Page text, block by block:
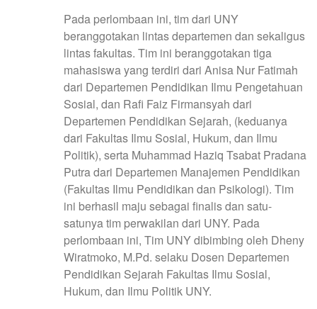
Pada perlombaan ini, tim dari UNY
beranggotakan lintas departemen dan sekaligus
lintas fakultas. Tim ini beranggotakan tiga
mahasiswa yang terdiri dari Anisa Nur Fatimah
dari Departemen Pendidikan Ilmu Pengetahuan
Sosial, dan Rafi Faiz Firmansyah dari
Departemen Pendidikan Sejarah, (keduanya
dari Fakultas Ilmu Sosial, Hukum, dan Ilmu
Politik), serta Muhammad Haziq Tsabat Pradana
Putra dari Departemen Manajemen Pendidikan
(Fakultas Ilmu Pendidikan dan Psikologi). Tim
ini berhasil maju sebagai finalis dan satu-
satunya tim perwakilan dari UNY. Pada
perlombaan ini, Tim UNY dibimbing oleh Dheny
Wiratmoko, M.Pd. selaku Dosen Departemen
Pendidikan Sejarah Fakultas Ilmu Sosial,
Hukum, dan Ilmu Politik UNY.